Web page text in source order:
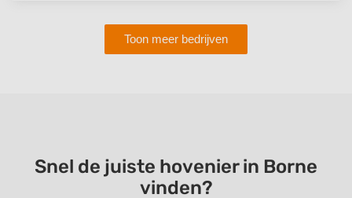
Toon meer bedrijven
Snel de juiste hovenier in Borne
vinden?